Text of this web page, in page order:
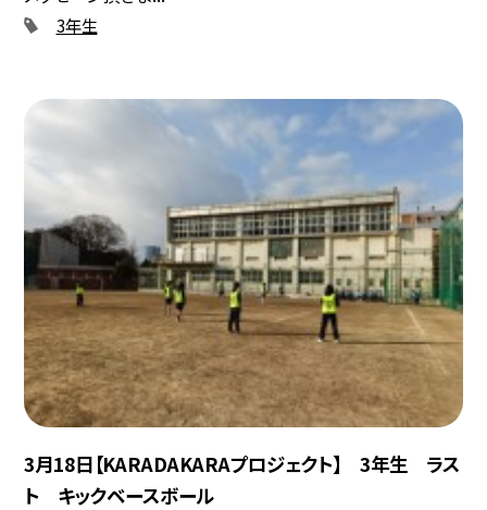
3年生
3月18日【KARADAKARAプロジェクト】 3年生 ラス
ト キックベースボール